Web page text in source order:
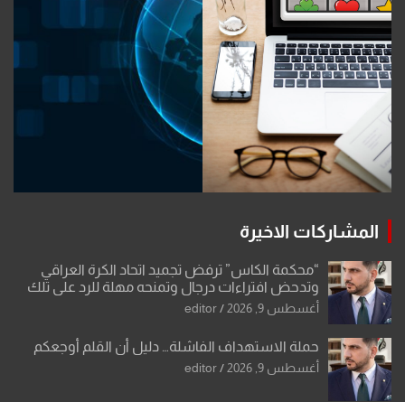
المشاركات الاخيرة
“محكمة الكاس” ترفض تجميد اتحاد الكرة العراقي
وتدحض افتراءات درجال وتمنحه مهلة للرد على تلك
الشكوى
أغسطس 9, 2026 editor
حملة الاستهداف الفاشلة… دليل أن القلم أوجعكم
أغسطس 9, 2026 editor